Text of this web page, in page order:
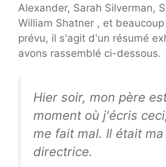
Alexander, Sarah Silverman,
William Shatner , et
prévu, il s'agit d'un résumé
avons rassemblé ci-dessous.
Hier soir, mon père
moment où j'écris
me fait mal. Il était
directrice.